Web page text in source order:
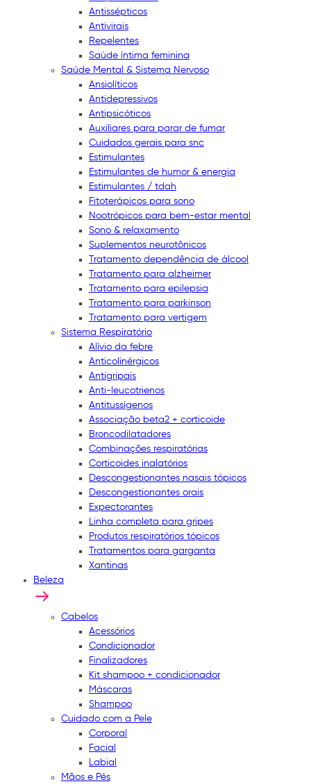
Antissépticos
Antivirais
Repelentes
Saúde íntima feminina
Saúde Mental & Sistema Nervoso
Ansiolíticos
Antidepressivos
Antipsicóticos
Auxiliares para parar de fumar
Cuidados gerais para snc
Estimulantes
Estimulantes de humor & energia
Estimulantes / tdah
Fitoterápicos para sono
Nootrópicos para bem-estar mental
Sono & relaxamento
Suplementos neurotônicos
Tratamento dependência de álcool
Tratamento para alzheimer
Tratamento para epilepsia
Tratamento para parkinson
Tratamento para vertigem
Sistema Respiratório
Alívio da febre
Anticolinérgicos
Antigripais
Anti-leucotrienos
Antitussígenos
Associação beta2 + corticoide
Broncodilatadores
Combinações respiratórias
Corticoides inalatórios
Descongestionantes nasais tópicos
Descongestionantes orais
Expectorantes
Linha completa para gripes
Produtos respiratórios tópicos
Tratamentos para garganta
Xantinas
Beleza
Cabelos
Acessórios
Condicionador
Finalizadores
Kit shampoo + condicionador
Máscaras
Shampoo
Cuidado com a Pele
Corporal
Facial
Labial
Mãos e Pés